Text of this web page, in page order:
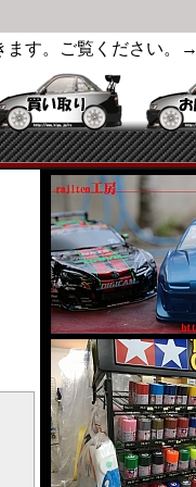
ます。ご覧ください。→